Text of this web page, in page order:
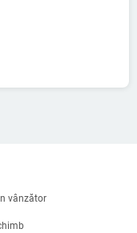
vânzător